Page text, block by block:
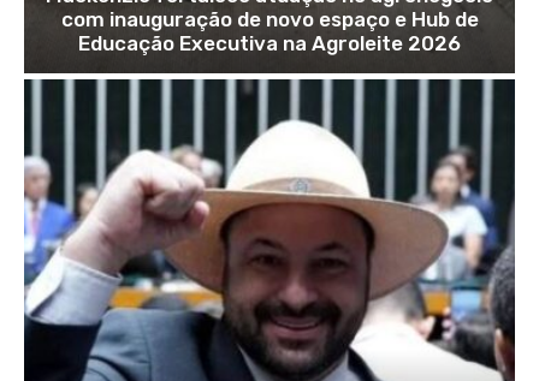
com inauguração de novo espaço e Hub de
Educação Executiva na Agroleite 2026